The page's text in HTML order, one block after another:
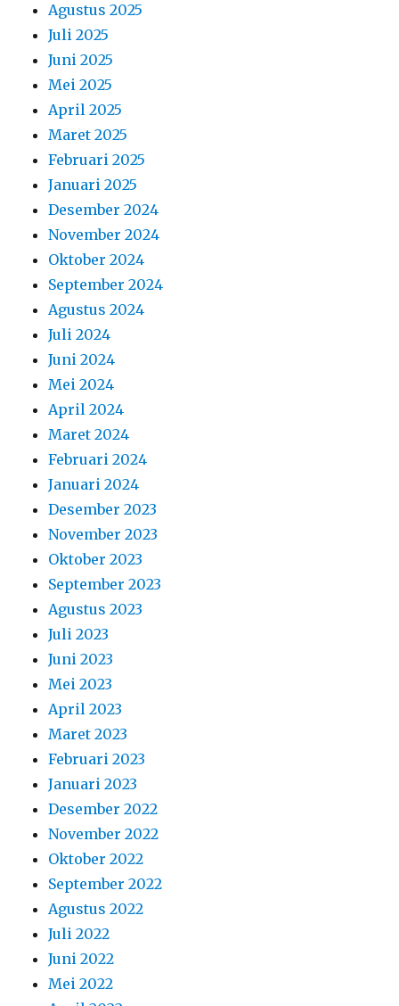
Agustus 2025
Juli 2025
Juni 2025
Mei 2025
April 2025
Maret 2025
Februari 2025
Januari 2025
Desember 2024
November 2024
Oktober 2024
September 2024
Agustus 2024
Juli 2024
Juni 2024
Mei 2024
April 2024
Maret 2024
Februari 2024
Januari 2024
Desember 2023
November 2023
Oktober 2023
September 2023
Agustus 2023
Juli 2023
Juni 2023
Mei 2023
April 2023
Maret 2023
Februari 2023
Januari 2023
Desember 2022
November 2022
Oktober 2022
September 2022
Agustus 2022
Juli 2022
Juni 2022
Mei 2022